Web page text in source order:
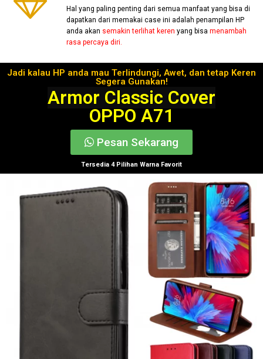
Hal yang paling penting dari semua manfaat yang bisa di
dapatkan dari memakai case ini adalah penampilan HP
anda akan semakin terlihat keren yang bisamenambah
rasa percaya diri.
Jadi kalau HP anda mau Terlindungi, Awet, dan tetap Keren
Segera Gunakan!
Armor Classic Cover
OPPO A71
Pesan Sekarang
Tersedia 4 Pilihan Warna Favorit